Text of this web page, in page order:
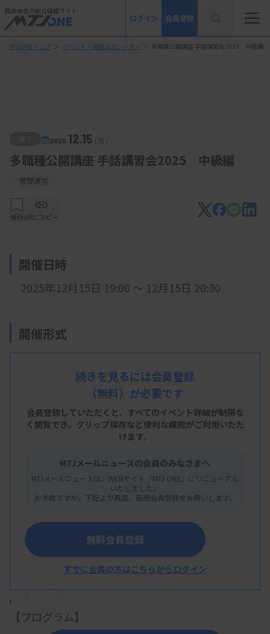
臨床検査の総合情報サイト
ログイン 会員登録
MTJONEトップ ＞ イベント・研修会カレンダー ＞ 多職種公開講座 手話講習会2025 中級編
2025. 12.15（月）
多職種公開講座 手話講習会2025 中級編
管理運営
保存URLコピー
開催日時
2025年12月15日 19:00 ～ 12月15日 20:30
開催形式
現地開催
会 場
大阪府臨床検査技師会事務所
大阪府臨床検査技師会
概 要
【プログラム】
続きを見るには会員登録
（無料）が必要です
会員登録していただくと、すべてのイベント詳細が制限な
く閲覧でき、 クリップ保存など便利な機能がご利用いただ
けます。
MTJメールニュースの会員のみなさまへ
MTJメールニュースは、WEBサイト「MTJ ONE」にリニューアル
いたしました。
お手数ですが、下記より再度、新規会員登録をお願いします。
無料会員登録
すでに会員の方はこちらからログイン